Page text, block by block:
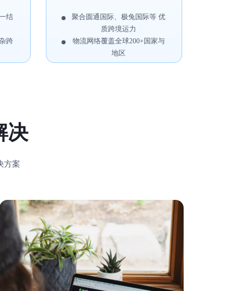
结
跨
聚合圆通国际、极兔国际等 优
质跨境运力
物流网络覆盖全球200+国家与
地区
决
方案